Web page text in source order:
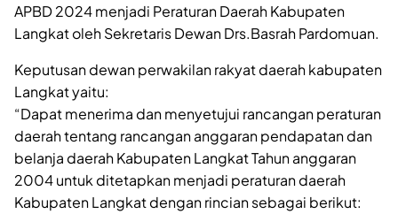
APBD 2024 menjadi Peraturan Daerah Kabupaten
Langkat oleh Sekretaris Dewan Drs.Basrah Pardomuan.
Keputusan dewan perwakilan rakyat daerah kabupaten
Langkat yaitu:
“Dapat menerima dan menyetujui rancangan peraturan
daerah tentang rancangan anggaran pendapatan dan
belanja daerah Kabupaten Langkat Tahun anggaran
2004 untuk ditetapkan menjadi peraturan daerah
Kabupaten Langkat dengan rincian sebagai berikut: